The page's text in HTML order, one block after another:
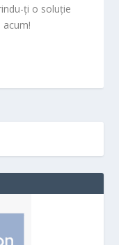
ți o soluție
acum!